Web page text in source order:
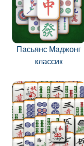
Пасьянс Маджонг
классик